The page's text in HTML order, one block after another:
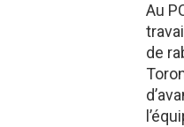
Au
de